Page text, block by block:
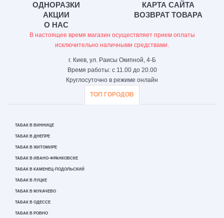
ОДНОРАЗКИ
АКЦИИ
О НАС
КАРТА САЙТА
ВОЗВРАТ ТОВАРА
В настоящее время магазин осуществляет прием оплаты
исключительно наличными средствами.
г. Киев, ул. Раисы Окипной, 4-Б
Время работы: с 11.00 до 20.00
Круглосуточно в режиме онлайн
ТОП ГОРОДОВ
ТАБАК В ВИННИЦЕ
ТАБАК В ДНЕПРЕ
ТАБАК В ЖИТОМИРЕ
ТАБАК В ИВАНО-ФРАНКОВСКЕ
ТАБАК В КАМЕНЕЦ-ПОДОЛЬСКИЙ
ТАБАК В ЛУЦКЕ
ТАБАК В МУКАЧЕВО
ТАБАК В ОДЕССЕ
ТАБАК В РОВНО